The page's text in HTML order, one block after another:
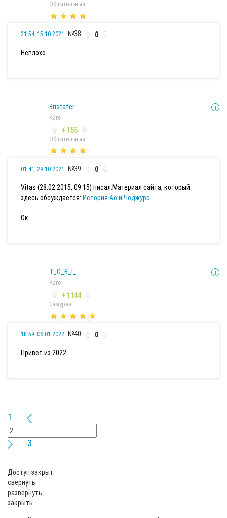
Общительный
21:54, 15.10.2021 №38 0
Неплохо
Bristafer
Каге
+ 155
Общительный
01:41, 29.10.2021 №39 0
Vitas (28.02.2015, 09:15) писал:Материал сайта, который
здесь обсуждается: История Ао и Чоджуро
Ок
T_O_B_I_
Каге
+ 1144
Самурай
18:59, 06.01.2022 №40 0
Привет из 2022
1
3
Доступ закрыт.
свернуть
развернуть
закрыть